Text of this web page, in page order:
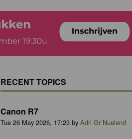
RECENT TOPICS
Canon R7
Tue 26 May 2026, 17:23 by Adri Gr Nuelend